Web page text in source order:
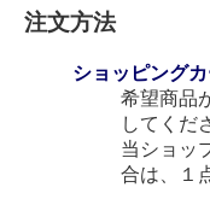
注文方法
ショッピング
希望商品
してくだ
当ショッ
合は、１